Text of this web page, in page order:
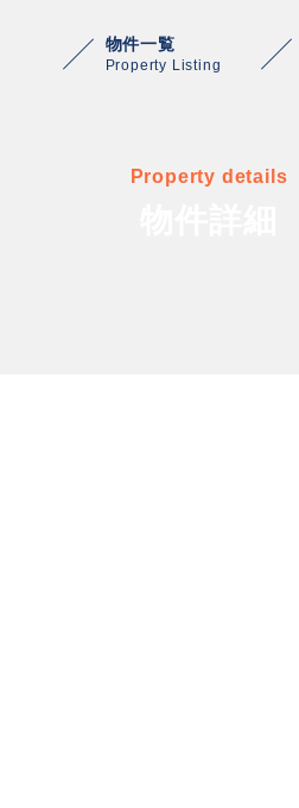
物件一覧
Property Listing
Property details